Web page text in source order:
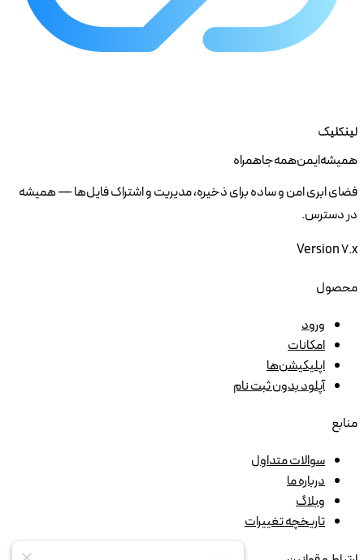
لینکلیک
همیشه ایمن همه جا همراه
فضای ابری امن و ساده برای ذخیره، مدیریت و اشتراک فایل‌ها — همیشه
در دسترس.
Version7.x
محصول
ورود
امکانات
اپلیکیشن‌ها
آپلود بدون ثبت نام
منابع
سوالات متداول
درباره ما
وبلاگ
تاریخچه تغییرات